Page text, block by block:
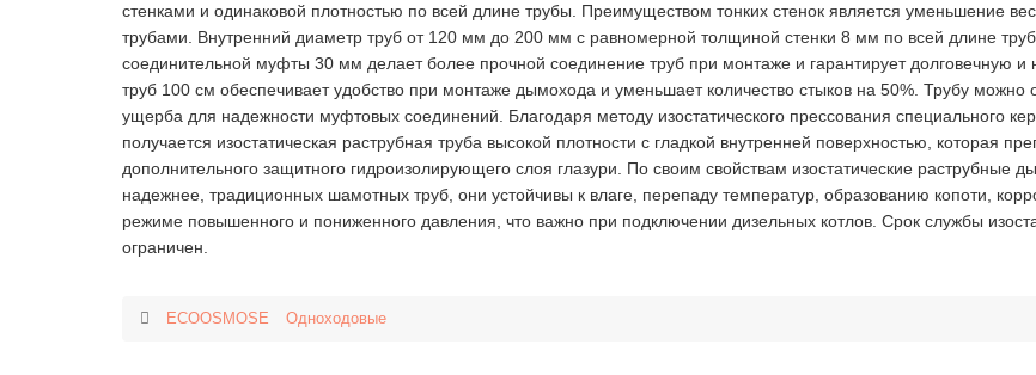
стенками и одинаковой плотностью по всей длине трубы. Преимуществом тонких стенок является уменьшение
трубами. Внутренний диаметр труб от 120 мм до 200 мм с равномерной толщиной стенки 8 мм по всей длине
соединительной муфты 30 мм делает более прочной соединение труб при монтаже и гарантирует долговечную
труб 100 см обеспечивает удобство при монтаже дымохода и уменьшает количество стыков на 50%. Трубу
ущерба для надежности муфтовых соединений. Благодаря методу изостатического прессования специального
получается изостатическая раструбная труба высокой плотности с гладкой внутренней поверхностью, которая
дополнительного защитного гидроизолирующего слоя глазури. По своим свойствам изостатические раструбные
надежнее, традиционных шамотных труб, они устойчивы к влаге, перепаду температур, образованию копоти,
режиме повышенного и пониженного давления, что важно при подключении дизельных котлов. Срок службы
ограничен.
ECOOSMOSE Одноходовые